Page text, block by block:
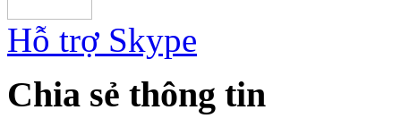
Hỗ trợ Skype
Chia sẻ thông tin